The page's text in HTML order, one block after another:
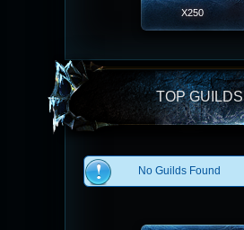
X250
TOP GUILDS
No Guilds Found